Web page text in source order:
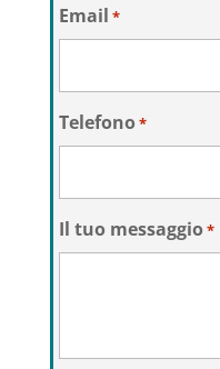
Email *
Telefono*
Il tuo messaggio*